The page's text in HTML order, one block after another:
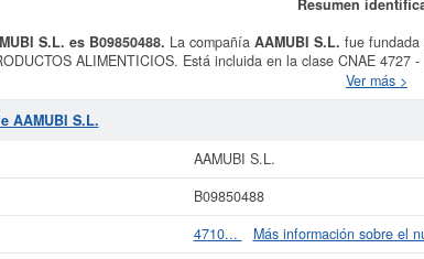
S.L. es B09850488. La compañía AAMUBI S.L. fue fundada
ALIMENTICIOS. Está incluida en la clase CNAE
dispone del número
la última consulta. Para consultar las subvenciones que la
social aproximado de esta compañía es de 3.100 a 60.000 €. La
en conocer más datos de la empresa AAMUBI S.L. puede
consultar los resultados de sus años de actividad, así como
La última actualización del informe de
Ver más >
AAMUBI S.L.
AAMUBI S.L.
B09850488
4710...
Más información sobre el